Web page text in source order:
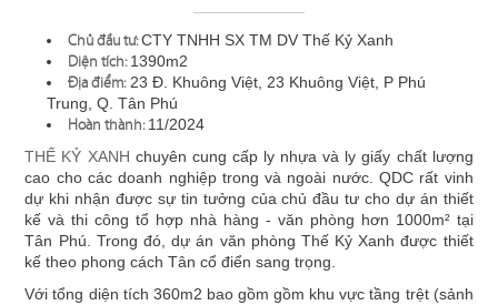
ÁN
NHÀ
HÀNG
DỰ
ÁN
Không gian nội thất văn phòng không chỉ mang đến vẻ đẹp
cho công ty mà còn nâng cao hiệu suất lao động và tạo ra
giá trị lao động tinh thần cho mỗi nhân viên. Thiết kế nội thất
văn phòng vừa đòi hỏi sự đẹp mắt, sự bố trí tiện lợi, phù hợp
với từng ngành nghề và đặc biệt là không gian tổng thể
mang lại sự thoái mái cho nhân viên.
QDC Design & Buildvới đội ngũ Kiến trúc sư, Kỹ sư chuyên
nghiệp và kinh nghiệm thực tiễn nhiều năm, chúng tôi cam
kết mang đến cho bạn Dịch vụ Thiết kế và Thi công văn
phòng trọn gói, giúp bạn tiết kiệm tối đa thời gian, công sức,
tiền bạc và tránh được những rủi ro không mong muốn
Chủ đầu tư:CTY TNHH SX TM DV Thế Kỷ Xanh
Diện tích:1390m2
Địa điểm:23 Đ. Khuông Việt, 23 Khuông Việt, P Phú
Trung, Q. Tân Phú
Hoàn thành:11/2024
THẾ KỶ XANH chuyên cung cấp ly nhựa và ly giấy chất lượng
cao cho các doanh nghiệp trong và ngoài nước. QDC rất vinh
dự khi nhận được sự tin tưởng của chủ đầu tư cho dự án thiết
kế và thi công tổ hợp nhà hàng - văn phòng hơn 1000m² tại
Tân Phú. Trong đó, dự án văn phòng Thế Kỷ Xanh được thiết
kế theo phong cách Tân cổ điển sang trọng.
Với tổng diện tích 360m2 bao gồm gồm khu vực tầng trệt (sảnh